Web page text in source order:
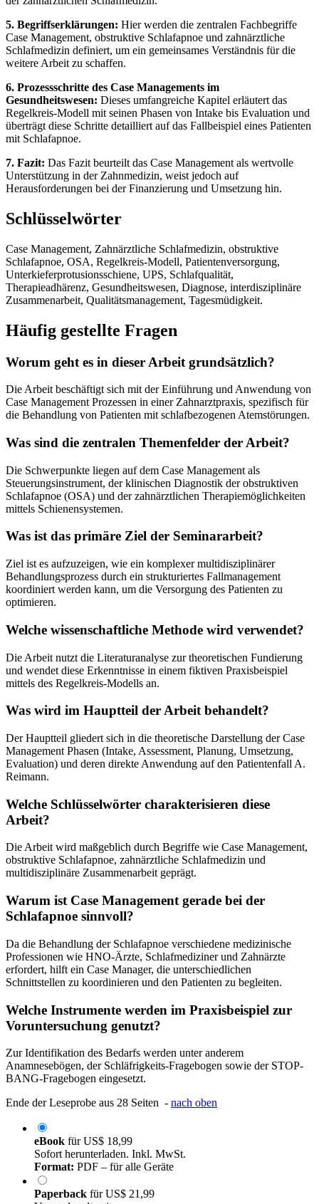
5. Begriffserklärungen: Hier werden die zentralen Fachbegriffe
Case Management, obstruktive Schlafapnoe und zahnärztliche
Schlafmedizin definiert, um ein gemeinsames Verständnis für die
weitere Arbeit zu schaffen.
6. Prozessschritte des Case Managements im
Gesundheitswesen: Dieses umfangreiche Kapitel erläutert das
Regelkreis-Modell mit seinen Phasen von Intake bis Evaluation und
überträgt diese Schritte detailliert auf das Fallbeispiel eines Patienten
mit Schlafapnoe.
7. Fazit: Das Fazit beurteilt das Case Management als wertvolle
Unterstützung in der Zahnmedizin, weist jedoch auf
Herausforderungen bei der Finanzierung und Umsetzung hin.
Schlüsselwörter
Case Management, Zahnärztliche Schlafmedizin, obstruktive
Schlafapnoe, OSA, Regelkreis-Modell, Patientenversorgung,
Unterkieferprotusionsschiene, UPS, Schlafqualität,
Therapieadhärenz, Gesundheitswesen, Diagnose, interdisziplinäre
Zusammenarbeit, Qualitätsmanagement, Tagesmüdigkeit.
Häufig gestellte Fragen
Worum geht es in dieser Arbeit grundsätzlich?
Die Arbeit beschäftigt sich mit der Einführung und Anwendung von
Case Management Prozessen in einer Zahnarztpraxis, spezifisch für
die Behandlung von Patienten mit schlafbezogenen Atemstörungen.
Was sind die zentralen Themenfelder der Arbeit?
Die Schwerpunkte liegen auf dem Case Management als
Steuerungsinstrument, der klinischen Diagnostik der obstruktiven
Schlafapnoe (OSA) und der zahnärztlichen Therapiemöglichkeiten
mittels Schienensystemen.
Was ist das primäre Ziel der Seminararbeit?
Ziel ist es aufzuzeigen, wie ein komplexer multidisziplinärer
Behandlungsprozess durch ein strukturiertes Fallmanagement
koordiniert werden kann, um die Versorgung des Patienten zu
optimieren.
Welche wissenschaftliche Methode wird verwendet?
Die Arbeit nutzt die Literaturanalyse zur theoretischen Fundierung
und wendet diese Erkenntnisse in einem fiktiven Praxisbeispiel
mittels des Regelkreis-Modells an.
Was wird im Hauptteil der Arbeit behandelt?
Der Hauptteil gliedert sich in die theoretische Darstellung der Case
Management Phasen (Intake, Assessment, Planung, Umsetzung,
Evaluation) und deren direkte Anwendung auf den Patientenfall A.
Reimann.
Welche Schlüsselwörter charakterisieren diese
Arbeit?
Die Arbeit wird maßgeblich durch Begriffe wie Case Management,
obstruktive Schlafapnoe, zahnärztliche Schlafmedizin und
multidisziplinäre Zusammenarbeit geprägt.
Warum ist Case Management gerade bei der
Schlafapnoe sinnvoll?
Da die Behandlung der Schlafapnoe verschiedene medizinische
Professionen wie HNO-Ärzte, Schlafmediziner und Zahnärzte
erfordert, hilft ein Case Manager, die unterschiedlichen
Schnittstellen zu koordinieren und den Patienten zu begleiten.
Welche Instrumente werden im Praxisbeispiel zur
Voruntersuchung genutzt?
Zur Identifikation des Bedarfs werden unter anderem
Anamnesebögen, der Schläfrigkeits-Fragebogen sowie der STOP-
BANG-Fragebogen eingesetzt.
Ende der Leseprobe aus 28 Seiten - nach oben
eBook fürUS$ 18,99
Sofort herunterladen. Inkl. MwSt.
Format: PDF – für alle Geräte
Paperback fürUS$ 21,99